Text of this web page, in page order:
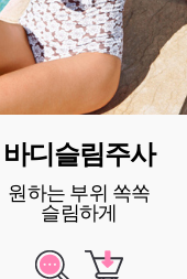
바디슬림주사
원하는 부위 쏙쏙
슬림하게